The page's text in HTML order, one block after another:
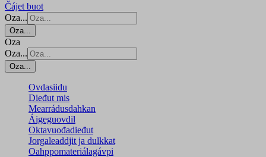
Čájet buot
Oza...
Oza...
Oza
Oza...
Oza...
Ovdasiidu
Dieđut mis
Mearrádusdahkan
Áigeguovdil
Oktavuođadieđut
Jorgaleaddjit ja dulkkat
Oahppomateriálagávpi